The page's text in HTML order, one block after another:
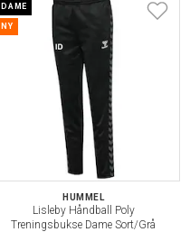
DAME
NY
HUMMEL
Lisleby Håndball Poly
Treningsbukse Dame Sort/Grå